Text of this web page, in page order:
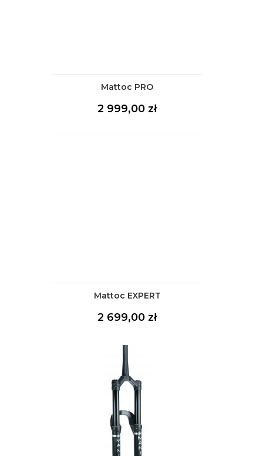
Mattoc PRO
Cena
2 999,00 zł
Mattoc EXPERT
Cena
2 699,00 zł